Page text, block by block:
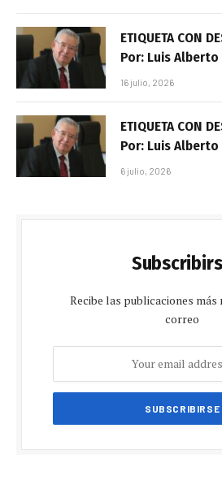
ETIQUETA CON
Por: Luis Alberto
16 julio, 2026
ETIQUETA CON
Por: Luis Alberto
6 julio, 2026
Recibe las publicaciones más
correo